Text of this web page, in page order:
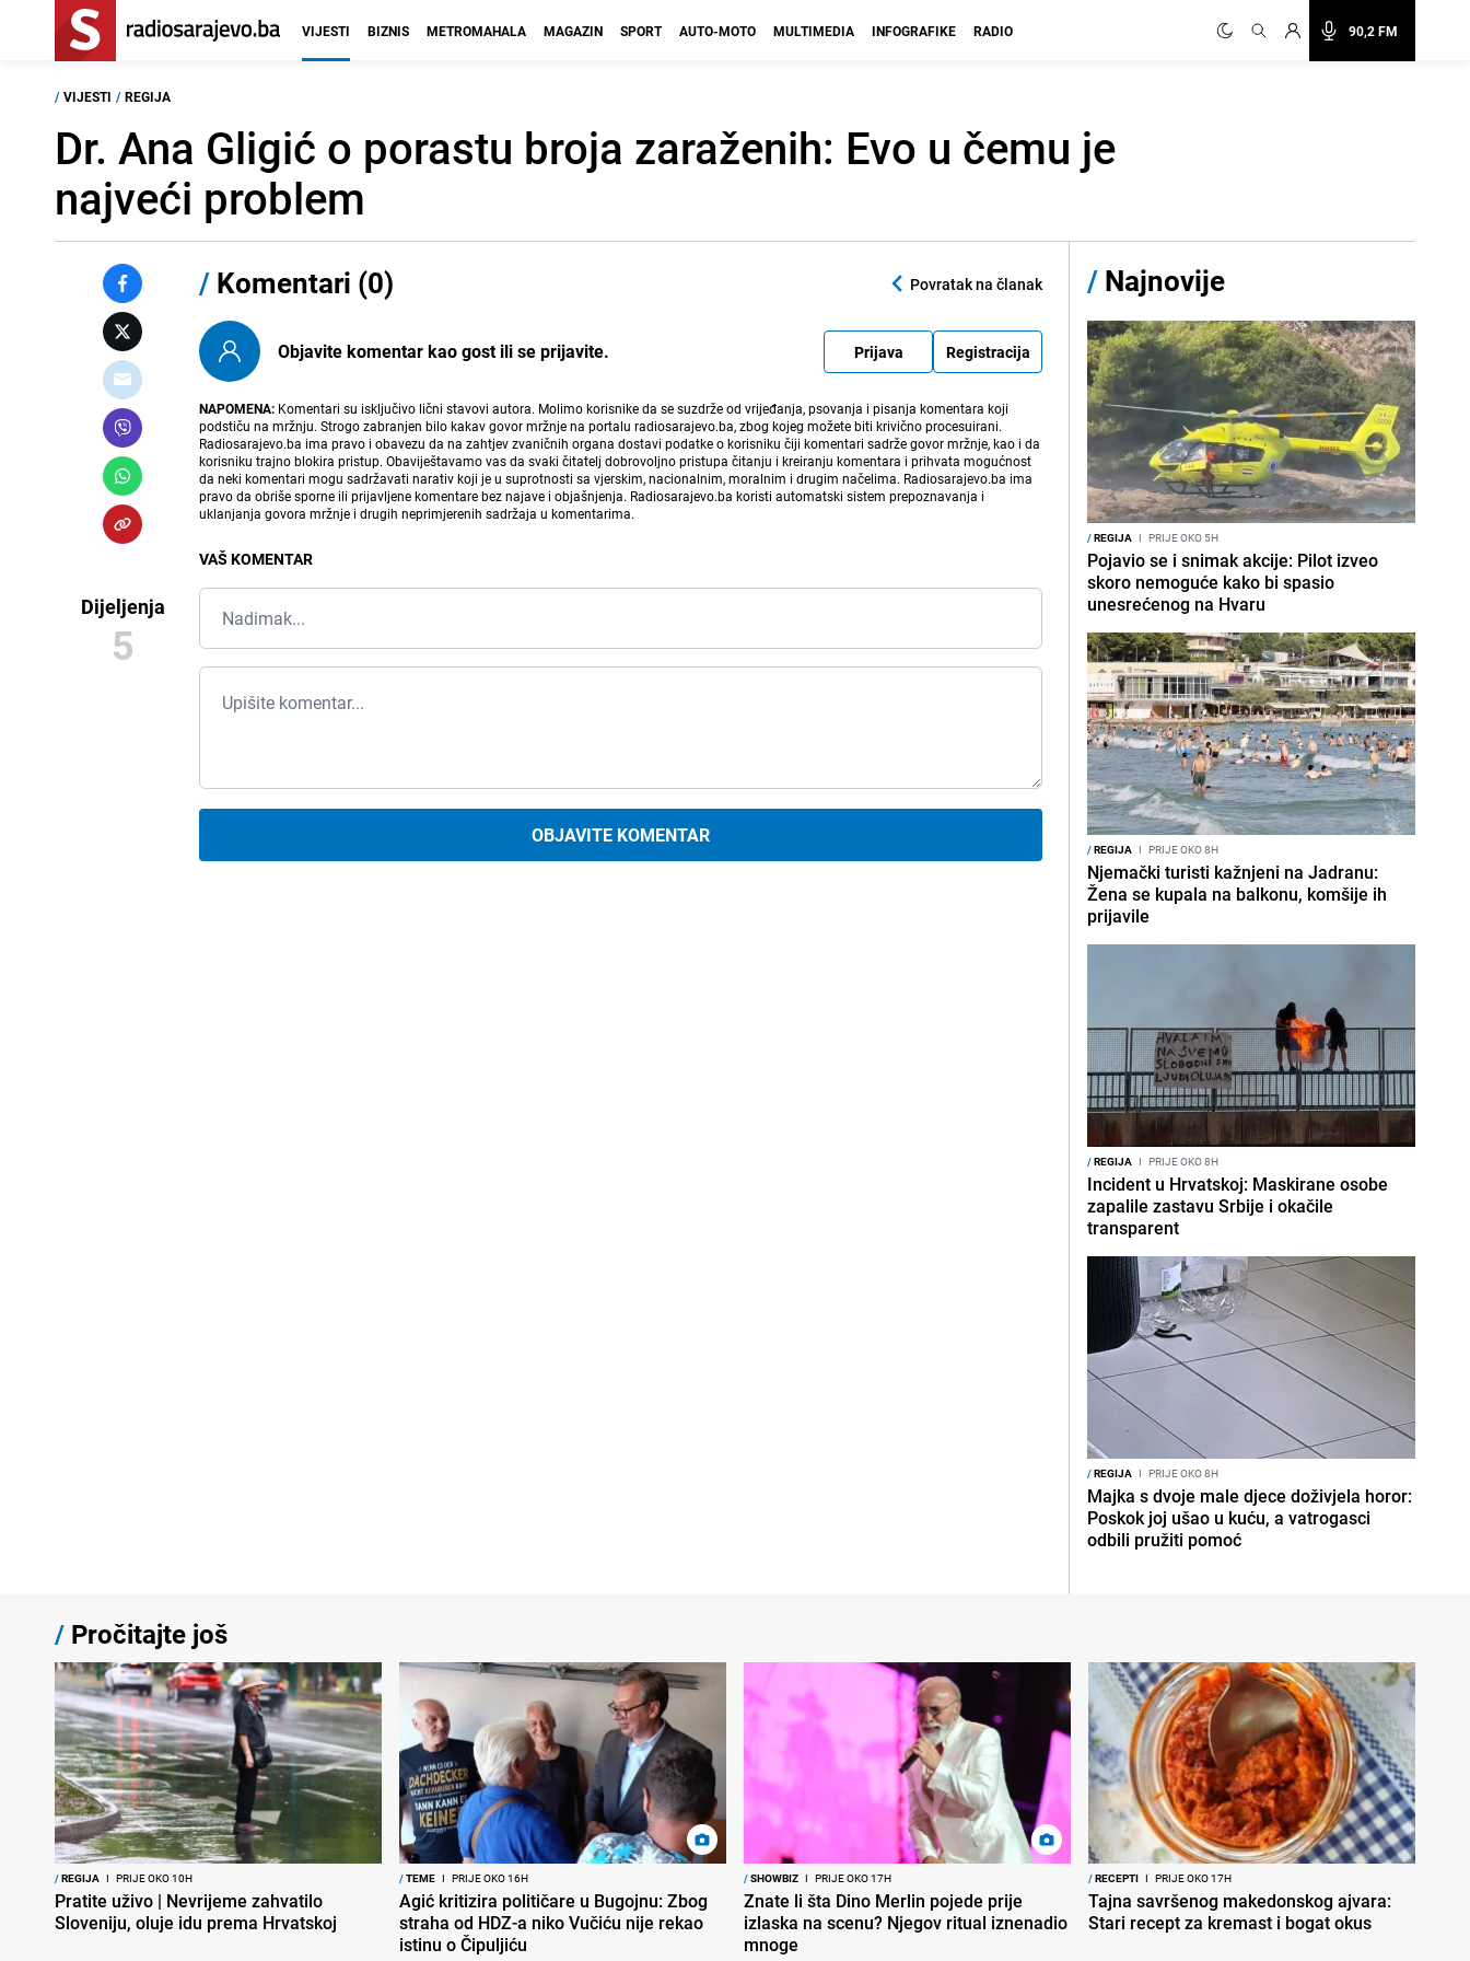
90,2 FM
VIJESTI BIZNIS METROMAHALA MAGAZIN SPORT AUTO-MOTO MULTIMEDIA INFOGRAFIKE RADIO
/ VIJESTI / REGIJA
Dr. Ana Gligić o porastu broja zaraženih: Evo u čemu je
najveći problem
Dijeljenja
5
/ Komentari (0) Povratak na članak
Objavite komentar kao gost ili se prijavite. Prijava Registracija
NAPOMENA: Komentari su isključivo lični stavovi autora. Molimo korisnike da se suzdrže od vrijeđanja, psovanja i pisanja komentara koji
podstiču na mržnju. Strogo zabranjen bilo kakav govor mržnje na portalu radiosarajevo.ba, zbog kojeg možete biti krivično procesuirani.
Radiosarajevo.ba ima pravo i obavezu da na zahtjev zvaničnih organa dostavi podatke o korisniku čiji komentari sadrže govor mržnje, kao i da
korisniku trajno blokira pristup. Obaviještavamo vas da svaki čitatelj dobrovoljno pristupa čitanju i kreiranju komentara i prihvata mogućnost
da neki komentari mogu sadržavati narativ koji je u suprotnosti sa vjerskim, nacionalnim, moralnim i drugim načelima. Radiosarajevo.ba ima
pravo da obriše sporne ili prijavljene komentare bez najave i objašnjenja. Radiosarajevo.ba koristi automatski sistem prepoznavanja i
uklanjanja govora mržnje i drugih neprimjerenih sadržaja u komentarima.
VAŠ KOMENTAR
OBJAVITE KOMENTAR
/ Najnovije
/REGIJA I PRIJE OKO 5H
Pojavio se i snimak akcije: Pilot izveo
skoro nemoguće kako bi spasio
unesrećenog na Hvaru
/REGIJA I PRIJE OKO 8H
Njemački turisti kažnjeni na Jadranu:
Žena se kupala na balkonu, komšije ih
prijavile
/REGIJA I PRIJE OKO 8H
Incident u Hrvatskoj: Maskirane osobe
zapalile zastavu Srbije i okačile
transparent
/REGIJA I PRIJE OKO 8H
Majka s dvoje male djece doživjela horor:
Poskok joj ušao u kuću, a vatrogasci
odbili pružiti pomoć
/ Pročitajte još
/REGIJA I PRIJE OKO 10H
Pratite uživo | Nevrijeme zahvatilo
Sloveniju, oluje idu prema Hrvatskoj
/TEME I PRIJE OKO 16H
Agić kritizira političare u Bugojnu: Zbog
straha od HDZ-a niko Vučiću nije rekao
istinu o Čipuljiću
/SHOWBIZ I PRIJE OKO 17H
Znate li šta Dino Merlin pojede prije
izlaska na scenu? Njegov ritual iznenadio
mnoge
/RECEPTI I PRIJE OKO 17H
Tajna savršenog makedonskog ajvara:
Stari recept za kremast i bogat okus